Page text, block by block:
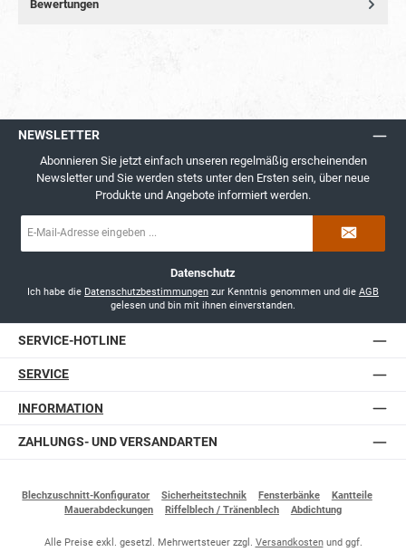
Bewertungen
NEWSLETTER
Abonnieren Sie jetzt einfach unseren regelmäßig erscheinenden
Newsletter und Sie werden stets unter den Ersten sein, über neue
Produkte und Angebote informiert werden.
Mail-
Datenschutz
Ich habe die Datenschutzbestimmungen zur Kenntnis genommen und die AGB
gelesen und bin mit ihnen einverstanden.
SERVICE-HOTLINE
SERVICE
INFORMATION
ZAHLUNGS- UND VERSANDARTEN
Blechzuschnitt-Konfigurator Sicherheitstechnik Fensterbänke
Kantteile
Mauerabdeckungen
Riffelblech / Tränenblech Abdichtung
Alle Preise exkl. gesetzl. Mehrwertsteuer zzgl. Versandkostenund ggf.